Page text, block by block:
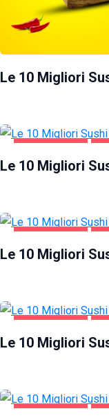
Le 10 Migliori
Le 10 Migliori
Le 10 Migliori
Le 10 Migliori